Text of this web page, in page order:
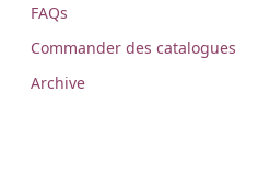
FAQs
Commander des catalogues
Archive